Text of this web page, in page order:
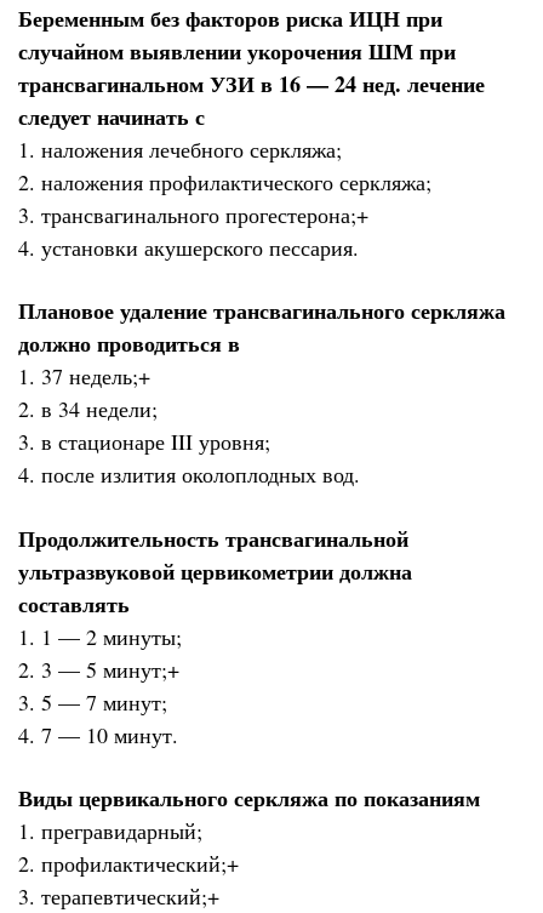
Беременным без факторов риска ИЦН при
случайном выявлении укорочения ШМ при
трансвагинальном УЗИ в 16 — 24 нед. лечение
следует начинать с
1. наложения лечебного серкляжа;
2. наложения профилактического серкляжа;
3. трансвагинального прогестерона;+
4. установки акушерского пессария.
Плановое удаление трансвагинального серкляжа
должно проводиться в
1. 37 недель;+
2. в 34 недели;
3. в стационаре III уровня;
4. после излития околоплодных вод.
Продолжительность трансвагинальной
ультразвуковой цервикометрии должна
составлять
1. 1 — 2 минуты;
2. 3 — 5 минут;+
3. 5 — 7 минут;
4. 7 — 10 минут.
Виды цервикального серкляжа по показаниям
1. прегравидарный;
2. профилактический;+
3. терапевтический;+